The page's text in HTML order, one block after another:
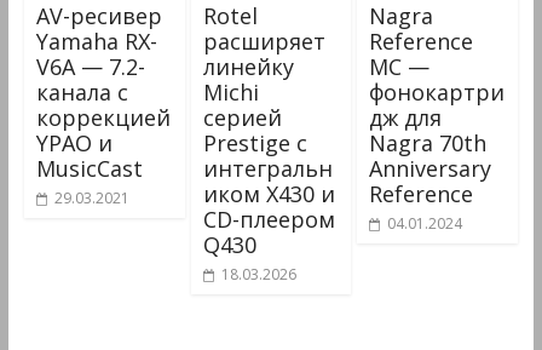
AV-ресивер
Yamaha RX-
V6A — 7.2-
канала с
коррекцией
YPAO и
MusicCast
29.03.2021
Rotel
расширяет
линейку
Michi
серией
Prestige с
интегральн
иком X430 и
CD-плеером
Q430
18.03.2026
Nagra
Reference
MC —
фонокартри
дж для
Nagra 70th
Anniversary
Reference
04.01.2024